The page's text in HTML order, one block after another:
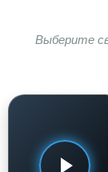
Выберите
РЕШЕНИЯ
Маринованная
скумбрия и